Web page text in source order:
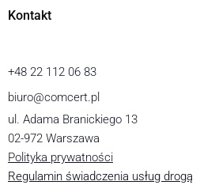
Kontakt
+48 22 112 06 83
biuro@comcert.pl
ul. Adama Branickiego 13
02-972 Warszawa
Polityka prywatności
Regulamin świadczenia usług drogą